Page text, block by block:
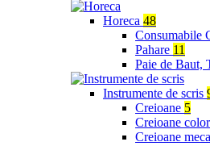
Horeca 48
Consumabile
Pahare 11
Paie de Baut,
Instrumente de scris
Creioane 5
Creioane
Creioane